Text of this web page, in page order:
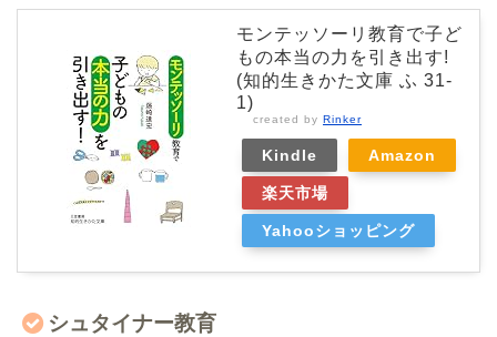
モンテッソーリ教育で子ど
もの本当の力を引き出す!
(知的生きかた文庫 ふ 31-
1)
created by Rinker
Kindle Amazon
楽天市場
Yahooショッピング
シュタイナー教育